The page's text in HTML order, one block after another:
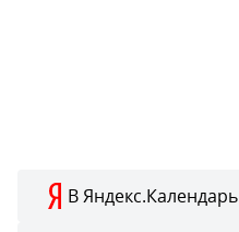
В Яндекс.Календарь